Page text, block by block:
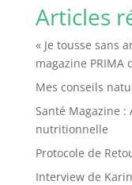
Articles
« Je tousse sans
magazine PRIMA
Mes conseils
Santé Magazine
nutritionnelle
Protocole de
Interview de